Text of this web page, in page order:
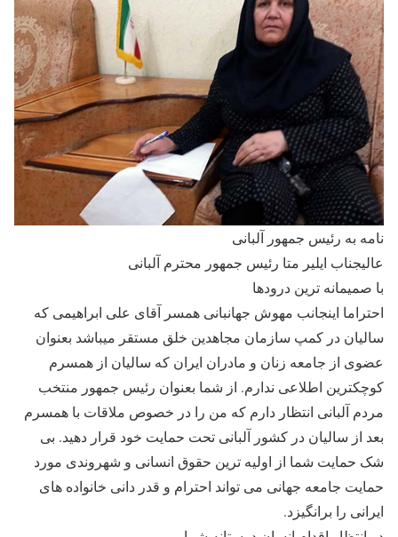
نامه به رئیس جمهور آلبانی
عالیجناب ایلیر متا رئیس جمهور محترم آلبانی
با صمیمانه ترین درودها
احتراما اینجانب مهوش جهانبانی همسر آقای علی ابراهیمی که
سالیان در کمپ سازمان مجاهدین خلق مستقر میباشد بعنوان
عضوی از جامعه زنان و مادران ایران که سالیان از همسرم
کوچکترین اطلاعی ندارم. از شما بعنوان رئیس جمهور منتخب
مردم آلبانی انتظار دارم که من را در خصوص ملاقات با همسرم
بعد از سالیان در کشور آلبانی تحت حمایت خود قرار دهید. بی
شک حمایت شما از اولیه ترین حقوق انسانی و شهروندی مورد
حمایت جامعه جهانی می تواند احترام و قدر دانی خانواده های
ایرانی را برانگیزد.